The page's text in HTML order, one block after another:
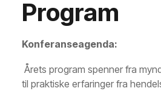
Program
Konferanseagenda:
Årets program spenner fra
til praktiske erfaringer fra